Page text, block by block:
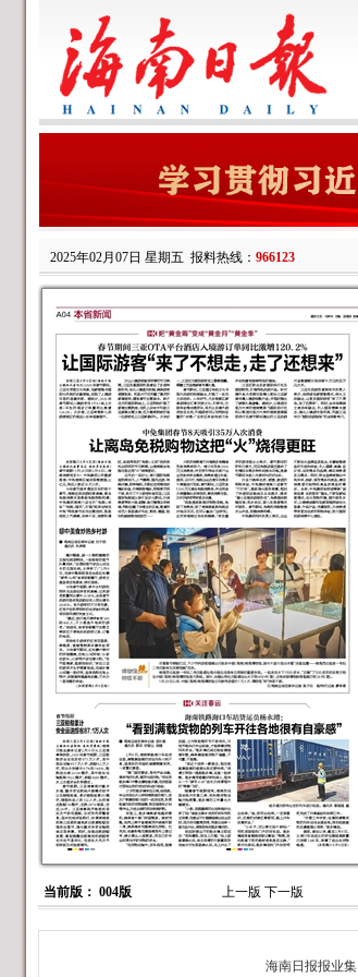
2025年02月07日 星期五 报料热线： 966123
当前版： 004版 上一版 下一版